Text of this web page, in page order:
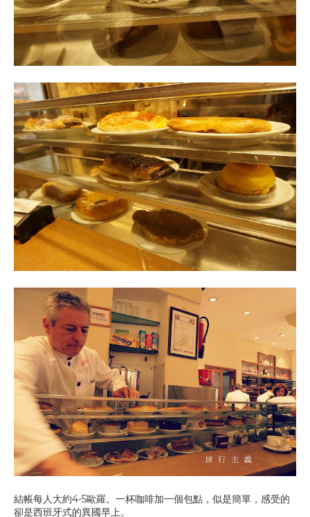
結帳每人大約4-5歐羅。一杯咖啡加一個包點，似是簡單，感受的
卻是西班牙式的異國早上。